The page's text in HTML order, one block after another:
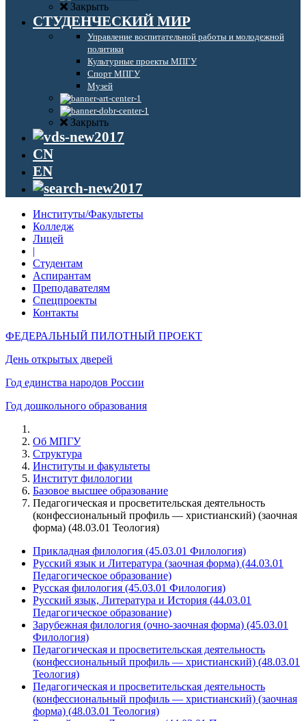
Закрыть
СТУДЕНЧЕСКИЙ МИР
Управление воспитательной работы и молодежной
политики
Культурные проекты МПГУ
Спорт МПГУ
Музей
Закрыть
CN
EN
Институты/Факультеты
Колледж
Лицей
|
Студентам
Аспирантам
Преподавателям
Спецпроекты
Контакты
ФЕДЕРАЛЬНЫЙ ПИЛОТНЫЙ ПРОЕКТ
День открытых дверей
Год единства народов России
Год дошкольного образования
Об МПГУ
Структура
Институты и факультеты
Институт филологии
Базовое высшее образование
Педагогическая и просветительская деятельность
(конфессиональный профиль — христианский) (заочная
форма) (48.03.01 Теология)
Прикладная филология (45.03.01 Филология)
Русский язык и Литература (заочная форма) (44.03.01
Педагогическое образование)
Русская филология (45.03.01 Филология)
Русский язык, Литература и История (44.03.01
Педагогическое образование)
Зарубежная филология (очно-заочная форма) (45.03.01
Филология)
Педагогическая и просветительская деятельность
(конфессиональный профиль — христианский) (48.03.01
Теология)
Педагогическая и просветительская деятельность
(конфессиональный профиль — христианский) (заочная
форма) (48.03.01 Теология)